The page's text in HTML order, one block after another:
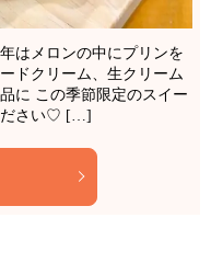
はメロンの中にプリンを
ドクリーム、生クリーム
に この季節限定のスイー
ださい♡ […]